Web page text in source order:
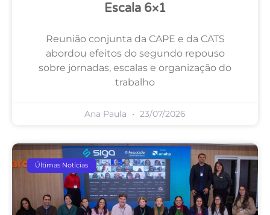
Escala 6×1
Reunião conjunta da CAPE e da CATS
abordou efeitos do segundo repouso
sobre jornadas, escalas e organização do
trabalho
Ana Paula 23/07/2026
Últimas Notícias